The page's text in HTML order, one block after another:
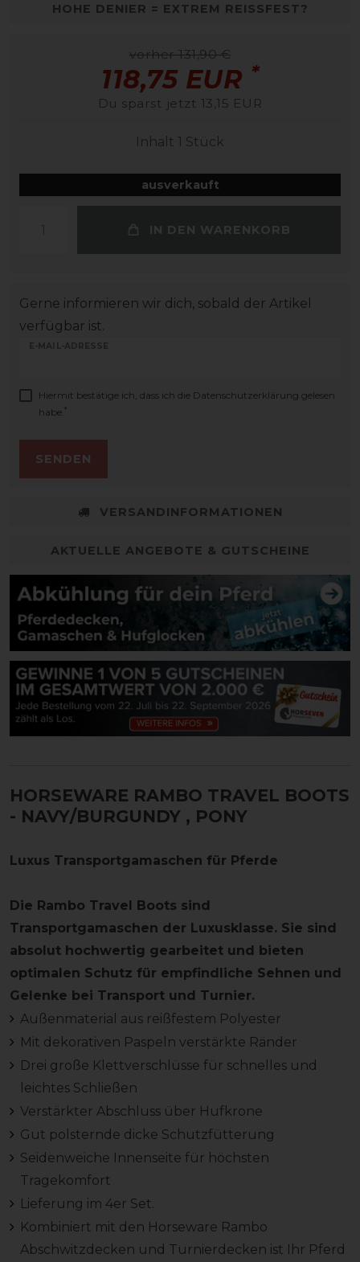
HOHE DENIER = EXTREM REISSFEST?
vorher 131,90 €
118,75 EUR *
Du sparst jetzt 13,15 EUR
Inhalt 1 Stück
ausverkauft
IN DEN WARENKORB
Gerne informieren wir dich, sobald der Artikel
verfügbar ist.
E-MAIL-ADRESSE
Hiermit bestätige ich, dass ich die Daten­schutz­erklärung gelesen
habe. *
SENDEN
VERSANDINFORMATIONEN
AKTUELLE ANGEBOTE & GUTSCHEINE
HORSEWARE RAMBO TRAVEL BOOTS
- NAVY/BURGUNDY , PONY
Luxus Transportgamaschen für Pferde
Die Rambo Travel Boots sind
Transportgamaschen der Luxusklasse. Sie sind
absolut hochwertig gearbeitet und bieten
optimalen Schutz für empfindliche Sehnen und
Gelenke bei Transport und Turnier.
Außenmaterial aus reißfestem Polyester
Mit dekorativen Paspeln verstärkte Ränder
Drei große Klettverschlüsse für schnelles und
leichtes Schließen
Verstärkter Abschluss über Hufkrone
Gut polsternde dicke Schutzfütterung
Seidenweiche Innenseite für höchsten
Tragekomfort
Lieferung im 4er Set.
Kombiniert mit den Horseware Rambo
Abschwitzdecken und Turnierdecken ist Ihr Pferd